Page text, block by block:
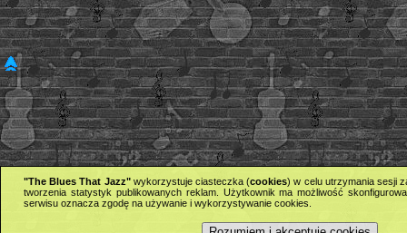
"The Blues That Jazz"wykorzystuje ciasteczka (cookies) w celu utrzymania sesji
tworzenia statystyk publikowanych reklam. Użytkownik ma możliwość
serwisu oznacza zgodę na używanie i wykorzystywanie cookies.